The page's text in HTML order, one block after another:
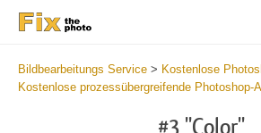
Bildbearbeitungs Service > Kostenlose
Kostenlose prozessübergreifende Photoshop-
#3 "Color"